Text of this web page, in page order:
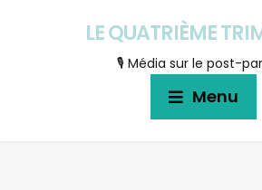
LE QUATRIÈME
🎙 Média sur le post-
Menu